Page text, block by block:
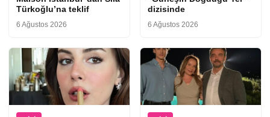
Türkoğlu’na teklif
6 Ağustos 2026
dizisinde
6 Ağustos 2026